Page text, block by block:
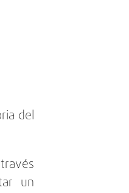
del
un